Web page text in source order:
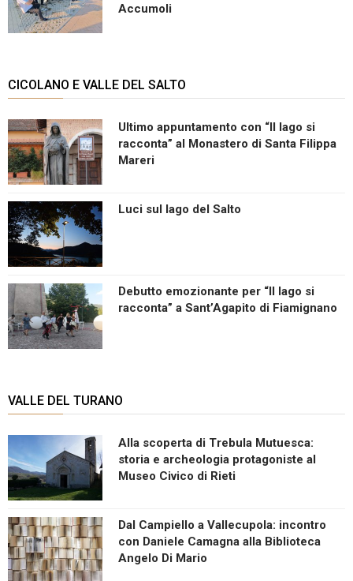
Accumoli
CICOLANO E VALLE DEL SALTO
Ultimo appuntamento con “Il lago si
racconta” al Monastero di Santa Filippa
Mareri
Luci sul lago del Salto
Debutto emozionante per “Il lago si
racconta” a Sant’Agapito di Fiamignano
VALLE DEL TURANO
Alla scoperta di Trebula Mutuesca:
storia e archeologia protagoniste al
Museo Civico di Rieti
Dal Campiello a Vallecupola: incontro
con Daniele Camagna alla Biblioteca
Angelo Di Mario